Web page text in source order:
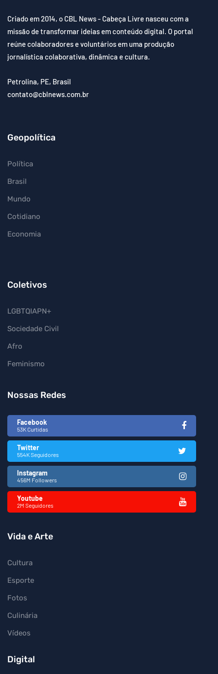
Criado em 2014, o CBL News - Cabeça Livre nasceu com a
missão de transformar ideias em conteúdo digital. O portal
reúne colaboradores e voluntários em uma produção
jornalística colaborativa, dinâmica e cultura.
Petrolina, PE, Brasil
contato@cblnews.com.br
Geopolítica
Política
Brasil
Mundo
Cotidiano
Economia
Coletivos
LGBTQIAPN+
Sociedade Civil
Afro
Feminismo
Nossas Redes
Facebook
53K Curtidas
Twitter
554K Seguidores
Instagram
456M Followers
Youtube
2M Seguidores
Vida e Arte
Cultura
Esporte
Fotos
Culinária
Vídeos
Digital